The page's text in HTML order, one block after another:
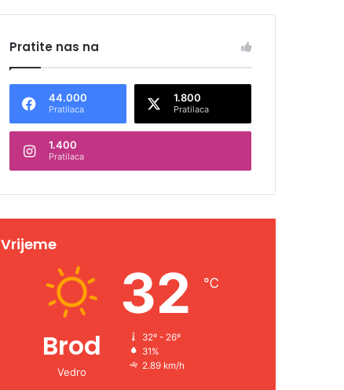
Pratite nas na
44.000
Pratilaca
1.800
Pratilaca
1.400
Pratilaca
Vrijeme
Brod
Vedro
32 ℃
32º - 26º
31%
2.89 km/h